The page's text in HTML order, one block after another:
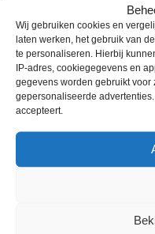
Wij gebruiken cookies en
laten werken, het gebruik van
te personaliseren. Hierbij
IP-adres, cookiegegevens en
gegevens worden gebruikt
gepersonaliseerde
accepteert.
Worldcoins / India